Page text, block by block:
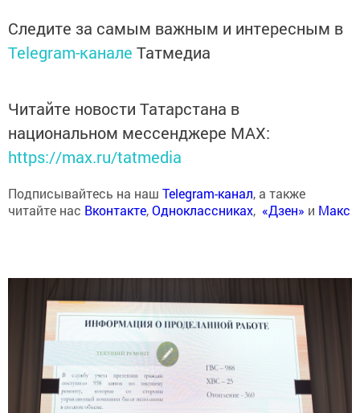
Следите за самым важным и интересным в
Telegram-канале Татмедиа
Читайте новости Татарстана в
национальном мессенджере MАХ:
https://max.ru/tatmedia
Подписывайтесь на наш Telegram-канал, а также
читайте нас Вконтакте,Одноклассниках, «Дзен» и Макс